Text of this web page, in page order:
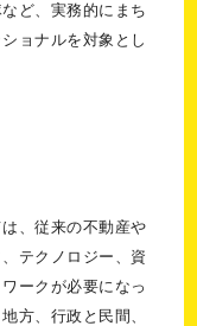
ど、実務的にまち
ョナルを対象とし
、従来の不動産や
テクノロジー、資
ークが必要になっ
方、行政と民間、